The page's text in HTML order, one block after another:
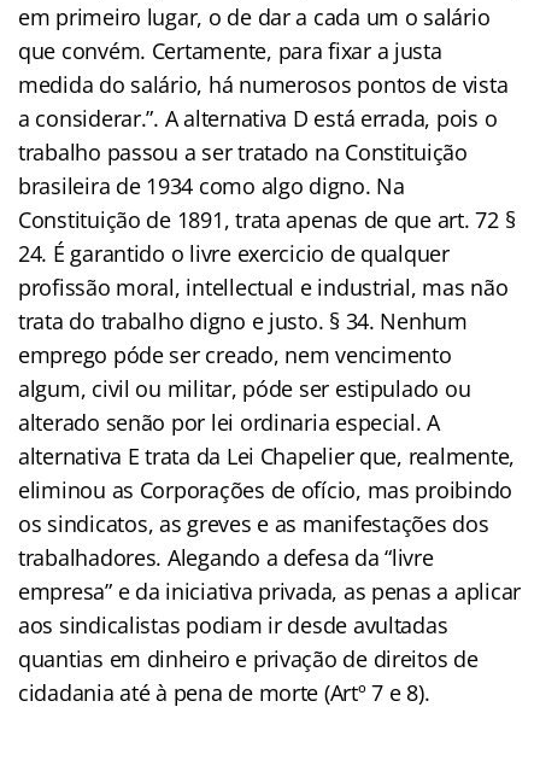
em primeiro lugar, o de dar a cada um o salário
que convém. Certamente, para fixar a justa
medida do salário, há numerosos pontos de vista
a considerar.”. A alternativa D está errada, pois o
trabalho passou a ser tratado na Constituição
brasileira de 1934 como algo digno. Na
Constituição de 1891, trata apenas de que art. 72 §
24. É garantido o livre exercicio de qualquer
profissão moral, intellectual e industrial, mas não
trata do trabalho digno e justo. § 34. Nenhum
emprego póde ser creado, nem vencimento
algum, civil ou militar, póde ser estipulado ou
alterado senão por lei ordinaria especial. A
alternativa E trata da Lei Chapelier que, realmente,
eliminou as Corporações de ofício, mas proibindo
os sindicatos, as greves e as manifestações dos
trabalhadores. Alegando a defesa da “livre
empresa” e da iniciativa privada, as penas a aplicar
aos sindicalistas podiam ir desde avultadas
quantias em dinheiro e privação de direitos de
cidadania até à pena de morte (Artº 7 e 8).